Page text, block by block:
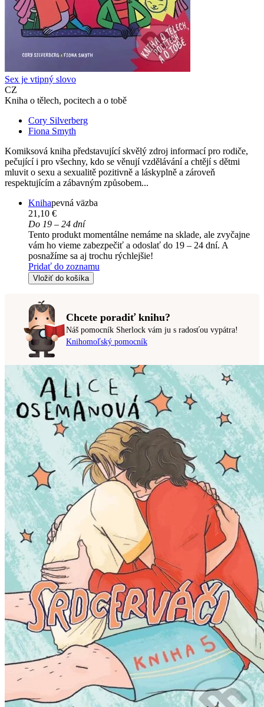
Sex je vtipný slovo
CZ
Kniha o tělech, pocitech a o tobě
Cory Silverberg
Fiona Smyth
Komiksová kniha představující skvělý zdroj informací pro rodiče,
pečující i pro všechny, kdo se věnují vzdělávání a chtějí s dětmi
mluvit o sexu a sexualitě pozitivně a láskyplně a zároveň
respektujícím a zábavným způsobem...
Knihapevná väzba
21,10 €
Do 19 – 24 dní
Tento produkt momentálne nemáme na sklade, ale zvyčajne
vám ho vieme zabezpečiť a odoslať do 19 – 24 dní. A
posnažíme sa aj trochu rýchlejšie!
Pridať do zoznamu
Vložiť do košíka
Chcete poradiť knihu?
Náš pomocník Sherlock vám ju s radosťou vypátra!
Knihomoľský pomocník